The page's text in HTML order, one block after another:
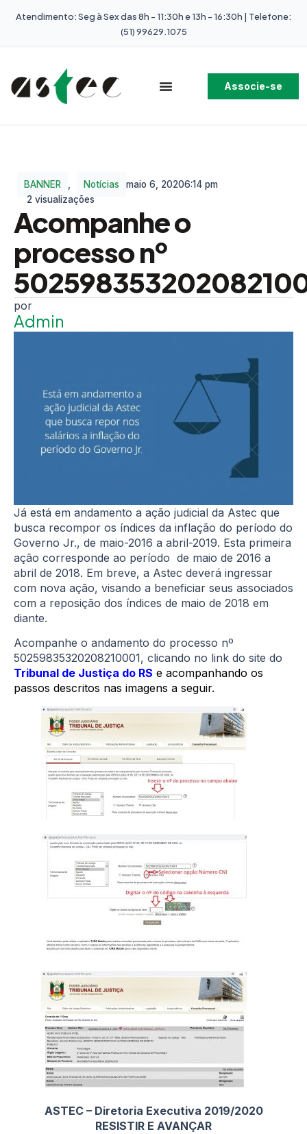
Atendimento: Seg à Sex das 8h - 11:30h e 13h - 16:30h | Telefone:
(51) 99629.1075
Associe-se
BANNER Notícias maio 6, 20206:14 pm
2 visualizações
Acompanhe o
processo nº
Admin
Já está em andamento a ação judicial da Astec que
busca recompor os índices da inflação do período do
Governo Jr., de maio-2016 a abril-2019. Esta primeira
ação corresponde ao período de maio de 2016 a
abril de 2018. Em breve, a Astec deverá ingressar
com nova ação, visando a beneficiar seus associados
com a reposição dos índices de maio de 2018 em
diante.
Acompanhe o andamento do processo nº
50259835320208210001, clicando no link do site do
Tribunal de Justiça do RS e acompanhando os
passos descritos nas imagens a seguir.
ASTEC – Diretoria Executiva 2019/2020
RESISTIR E AVANÇAR